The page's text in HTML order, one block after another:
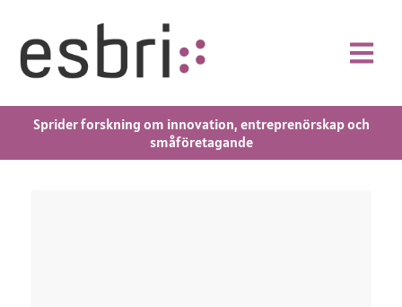
Sprider forskning om innovation, entreprenörskap och
småföretagande